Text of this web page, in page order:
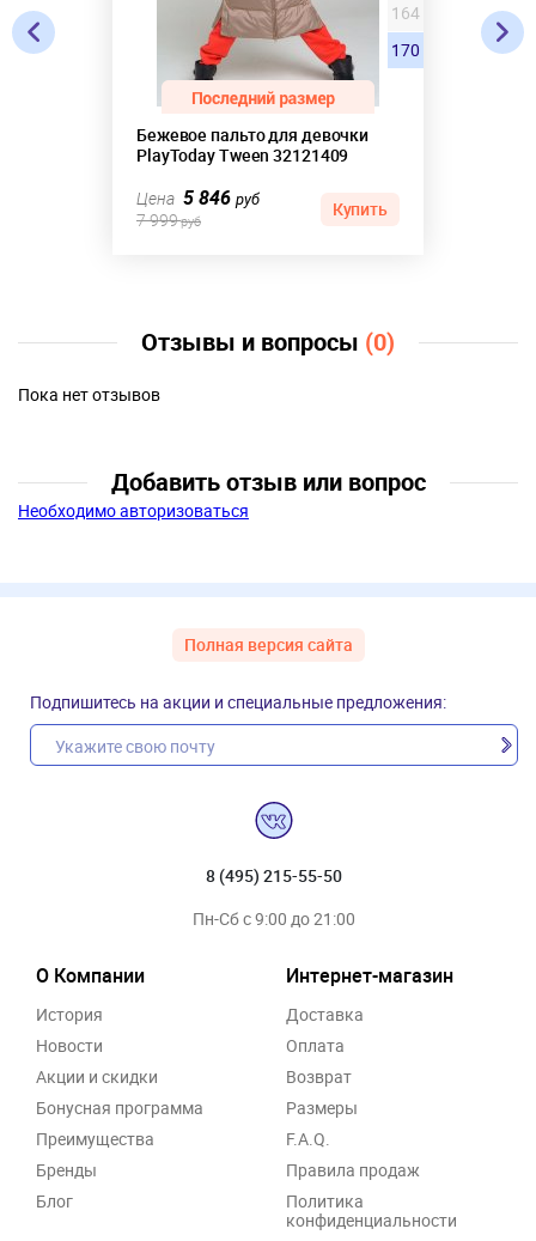
Бежевое пальто для девочки
PlayToday Tween 32121409
164
170
Цена 5 846 руб
7 999руб
Купить
Отзывы и вопросы (0)
Пока нет отзывов
Добавить отзыв или вопрос
Необходимо авторизоваться
Полная версия сайта
Подпишитесь на акции и специальные предложения:
8 (495) 215-55-50
Пн-Сб с 9:00 до 21:00
О Компании
История
Новости
Акции и скидки
Бонусная программа
Преимущества
Бренды
Блог
Интернет-магазин
Доставка
Оплата
Возврат
Размеры
F.A.Q.
Правила продаж
Политика
конфиденциальности